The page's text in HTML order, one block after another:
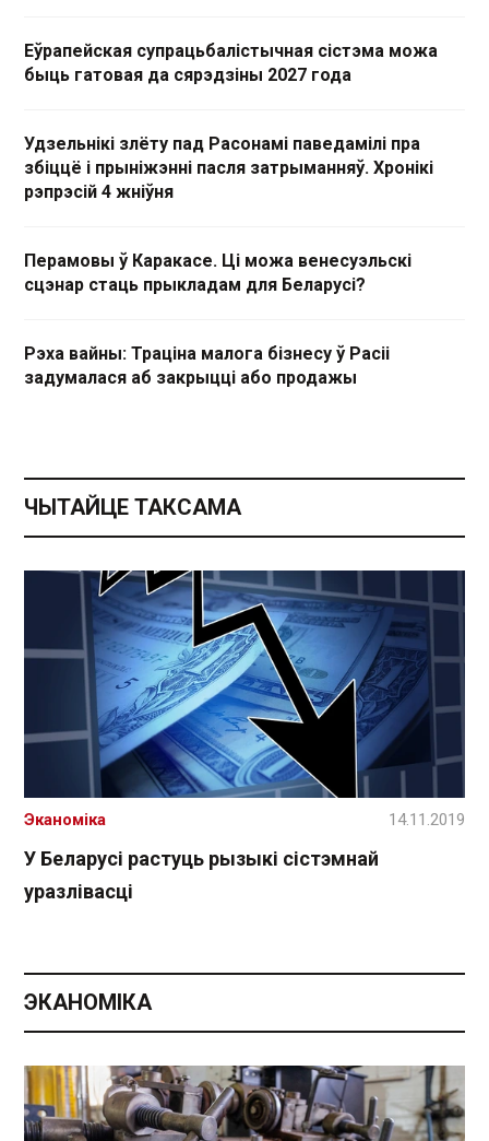
Еўрапейская супрацьбалістычная сістэма можа
быць гатовая да сярэдзіны 2027 года
Удзельнікі злёту пад Расонамі паведамілі пра
збіццё і прыніжэнні пасля затрыманняў. Хронікі
рэпрэсій 4 жніўня
Перамовы ў Каракасе. Ці можа венесуэльскі
сцэнар стаць прыкладам для Беларусі?
Рэха вайны: Траціна малога бізнесу ў Расіі
задумалася аб закрыцці або продажы
ЧЫТАЙЦЕ ТАКСАМА
У Беларусі растуць рызыкі сістэмнай
уразлівасці
Эканоміка 14.11.2019
ЭКАНОМІКА